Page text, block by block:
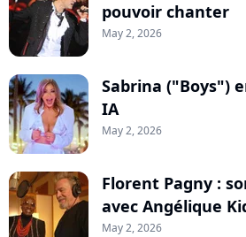
pouvoir chanter
May 2, 2026
Sabrina ("Boys")
IA
May 2, 2026
Florent Pagny :
avec Angélique
May 2, 2026